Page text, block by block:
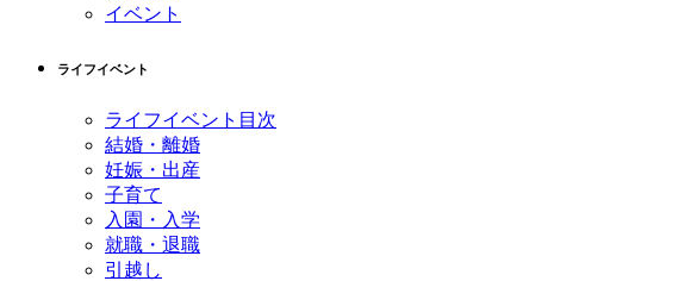
イベント
ライフイベント
ライフイベント目次
結婚・離婚
妊娠・出産
子育て
入園・入学
就職・退職
引越し